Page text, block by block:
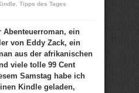
Tipps des Tages
Abenteuerroman, ein
von Eddy Zack, ein
aus der afrikanischen
viele tolle 99 Cent
Samstag habe ich
Kindle geladen,